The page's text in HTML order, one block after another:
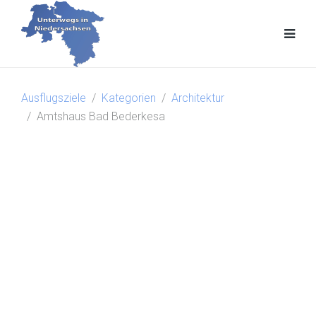
Ausflugsziele Kategorien
Architektur
Amtshaus Bad Bederkesa